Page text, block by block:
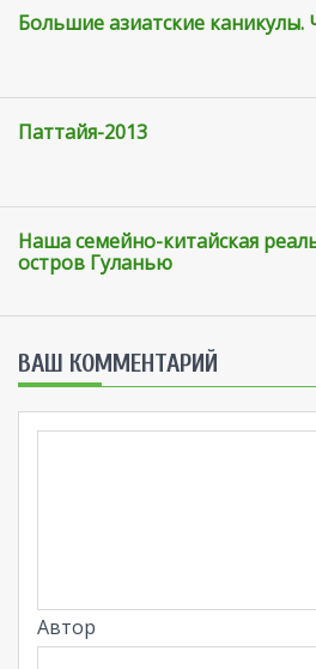
Большие азиатские каникулы.
Паттайя-2013
Наша семейно-китайская
остров Гуланью
ВАШ КОММЕНТАРИЙ
Автор